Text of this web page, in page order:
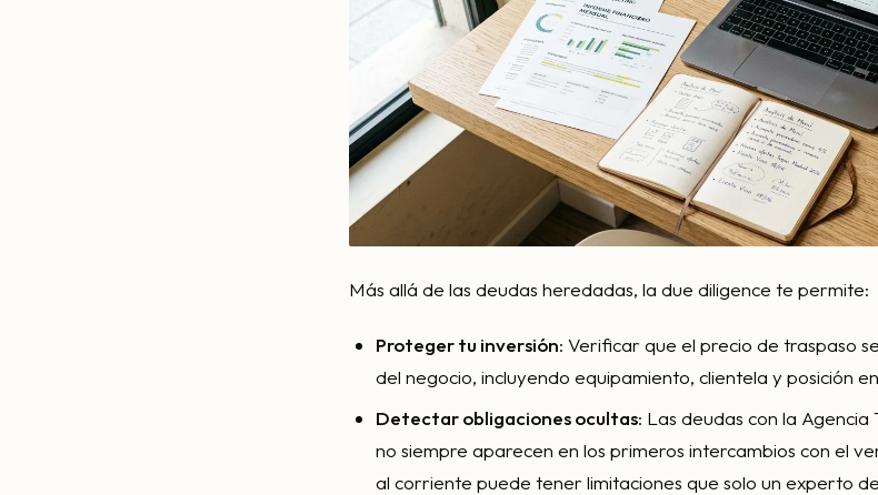
Más allá de las deudas heredadas, la due diligence te permite:
Proteger tu inversión: Verificar que el precio de traspaso
del negocio, incluyendo equipamiento, clientela y posición
Detectar obligaciones ocultas: Las deudas con la
no siempre aparecen en los primeros intercambios con el
al corriente puede tener limitaciones que solo un experto